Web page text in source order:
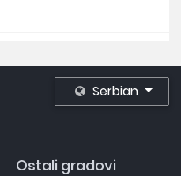
Serbian
Ostali gradovi